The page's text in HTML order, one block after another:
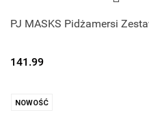
PJ MASKS Pidżamersi
141.99
NOWOŚĆ